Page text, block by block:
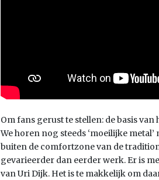
Om fans gerust te stellen: de basis
We horen nog steeds ‘moeilijke
buiten de comfortzone van de
gevarieerder dan eerder werk. Er is
van Uri Dijk. Het is te makkelijk om